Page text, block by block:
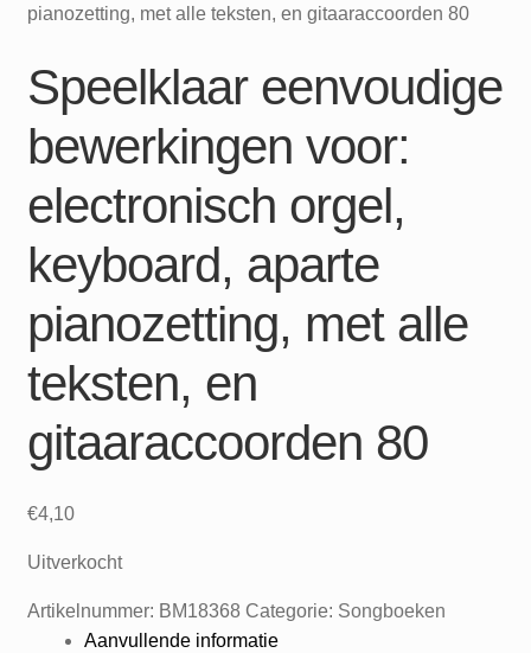
Mijn account
pianozetting, met alle teksten, en gitaaraccoorden 80
Speelklaar eenvoudige
bewerkingen voor:
electronisch orgel,
keyboard, aparte
pianozetting, met alle
teksten, en
gitaaraccoorden 80
€4,10
Uitverkocht
Artikelnummer: BM18368 Categorie: Songboeken
Aanvullende informatie